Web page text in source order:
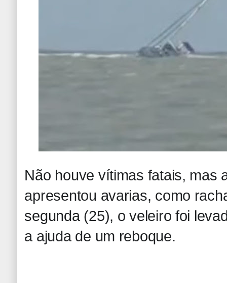
Não houve vítimas fatais, mas
apresentou avarias, como
segunda (25), o veleiro foi
a ajuda de um reboque.